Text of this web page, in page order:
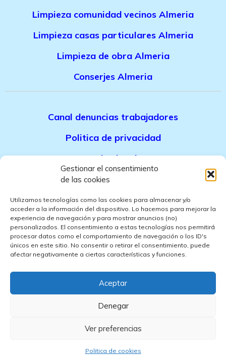
Gestionar el consentimiento
de las cookies
Utilizamos tecnologías como las cookies para almacenar y/o
acceder a la información del dispositivo. Lo hacemos para mejorar la
experiencia de navegación y para mostrar anuncios (no)
personalizados. El consentimiento a estas tecnologías nos permitirá
procesar datos como el comportamiento de navegación o los ID's
únicos en este sitio. No consentir o retirar el consentimiento, puede
afectar negativamente a ciertas características y funciones.
Aceptar
Denegar
Ver preferencias
Politica de cookies
Limpieza comunidad vecinos Almeria
Limpieza casas particulares Almeria
Limpieza de obra Almeria
Conserjes Almeria
Canal denuncias trabajadores
Politica de privacidad
Aviso legal
Politica de cookies
Politica de ventas
Politica de confidencialidad
Empresa de limpieza en Almeria, que prestaservicios de limpieza
comunidad vecinos Almeria,Limpieza de obra AlmeriayConserjes
presupuesto de limpieza en Almeri
limpieza por horas en Almeria
© 2024 Vitavelia empresa de limpieza Almeria